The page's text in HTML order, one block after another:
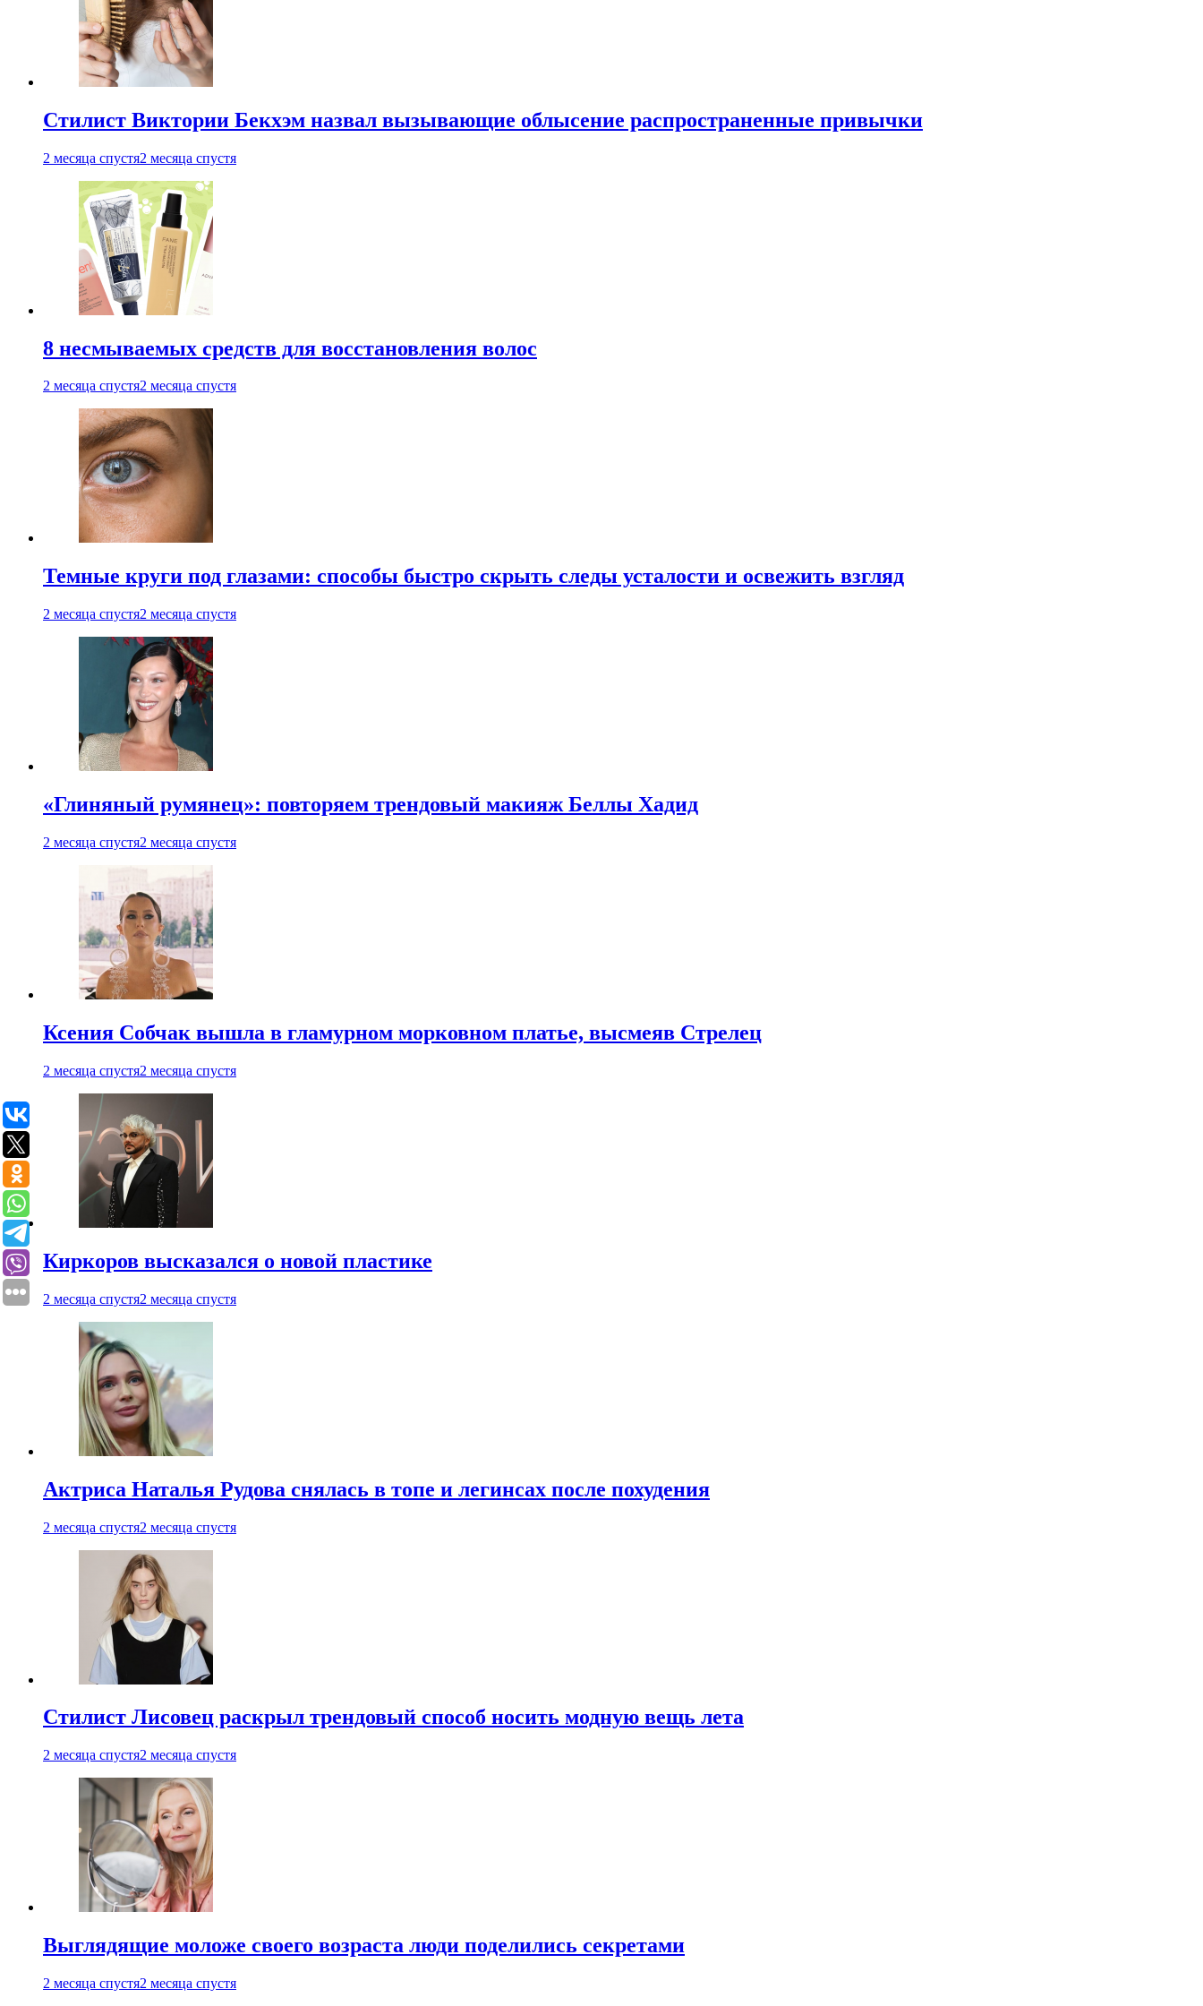
Стилист Виктории Бекхэм назвал вызывающие облысение распространенные привычки
2 месяца спустя2 месяца спустя
8 несмываемых средств для восстановления волос
2 месяца спустя2 месяца спустя
Темные круги под глазами: способы быстро скрыть следы усталости и освежить взгляд
2 месяца спустя2 месяца спустя
«Глиняный румянец»: повторяем трендовый макияж Беллы Хадид
2 месяца спустя2 месяца спустя
Ксения Собчак вышла в гламурном морковном платье, высмеяв Стрелец
2 месяца спустя2 месяца спустя
Киркоров высказался о новой пластике
2 месяца спустя2 месяца спустя
Актриса Наталья Рудова снялась в топе и легинсах после похудения
2 месяца спустя2 месяца спустя
Стилист Лисовец раскрыл трендовый способ носить модную вещь лета
2 месяца спустя2 месяца спустя
Выглядящие моложе своего возраста люди поделились секретами
2 месяца спустя2 месяца спустя